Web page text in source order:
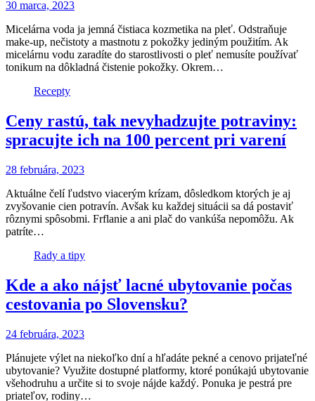
30 marca, 2023
Micelárna voda ja jemná čistiaca kozmetika na pleť. Odstraňuje
make-up, nečistoty a mastnotu z pokožky jediným použitím. Ak
micelárnu vodu zaradíte do starostlivosti o pleť nemusíte používať
tonikum na dôkladná čistenie pokožky. Okrem…
Recepty
Ceny rastú, tak nevyhadzujte potraviny:
spracujte ich na 100 percent pri varení
28 februára, 2023
Aktuálne čelí ľudstvo viacerým krízam, dôsledkom ktorých je aj
zvyšovanie cien potravín. Avšak ku každej situácii sa dá postaviť
rôznymi spôsobmi. Frflanie a ani plač do vankúša nepomôžu. Ak
patríte…
Rady a tipy
Kde a ako nájsť lacné ubytovanie počas
cestovania po Slovensku?
24 februára, 2023
Plánujete výlet na niekoľko dní a hľadáte pekné a cenovo prijateľné
ubytovanie? Využite dostupné platformy, ktoré ponúkajú ubytovanie
všehodruhu a určite si to svoje nájde každý. Ponuka je pestrá pre
priateľov, rodiny…